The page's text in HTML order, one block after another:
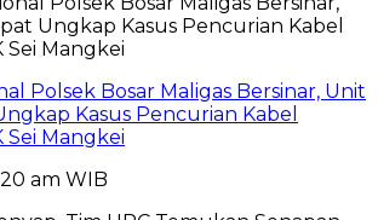
Polsek Bosar Maligas Bersinar, Unit
Kasus Pencurian Kabel
Sei Mangkei
am WIB